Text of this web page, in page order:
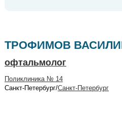
ТРОФИМОВ
офтальмолог
Поликлиника № 14
Санкт-Петербург/Санкт-Петербург